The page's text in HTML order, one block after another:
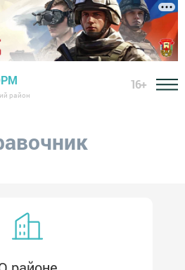
район
16+
до крупных городов